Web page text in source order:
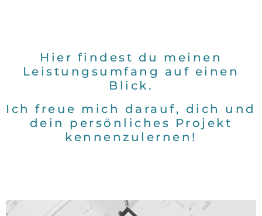
Hier findest du meinen
Leistungsumfang auf einen
Blick.
Ich freue mich darauf, dich und
dein persönliches Projekt
kennenzulernen!